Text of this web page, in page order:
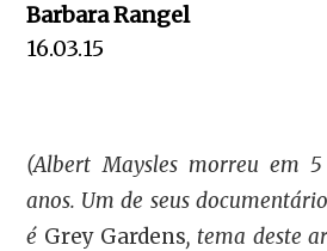
Barbara Rangel
16.03.15
(Albert Maysles morreu em
anos. Um de seus
é Grey Gardens, tema deste